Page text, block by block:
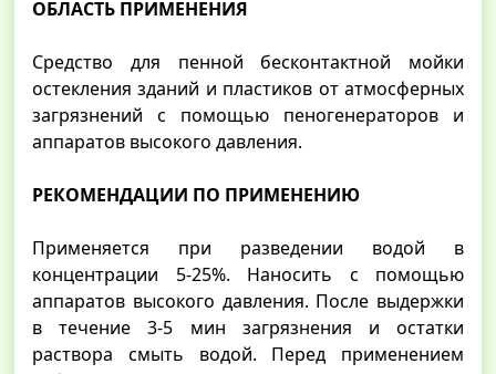
ОБЛАСТЬ ПРИМЕНЕНИЯ
Средство для пенной бесконтактной мойки
остекления зданий и пластиков от атмосферных
загрязнений с помощью пеногенераторов и
аппаратов высокого давления.
РЕКОМЕНДАЦИИ ПО ПРИМЕНЕНИЮ
Применяется при разведении водой в
концентрации 5-25%. Наносить с помощью
аппаратов высокого давления. После выдержки
в течение 3-5 мин загрязнения и остатки
раствора смыть водой. Перед применением